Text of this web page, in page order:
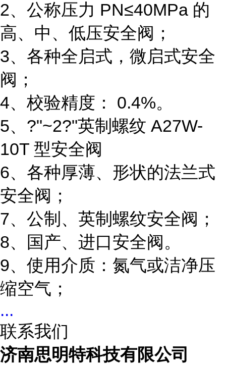
2、公称压力 PN≤40MPa 的
高、中、低压安全阀；
3、各种全启式，微启式安全
阀；
4、校验精度： 0.4%。
5、?"~2?"英制螺纹 A27W-
10T 型安全阀
6、各种厚薄、形状的法兰式
安全阀；
7、公制、英制螺纹安全阀；
8、国产、进口安全阀。
9、使用介质：氮气或洁净压
缩空气；
...
联系我们
济南思明特科技有限公司